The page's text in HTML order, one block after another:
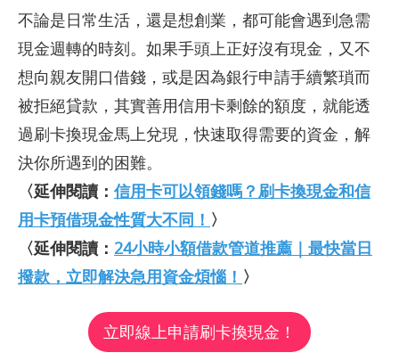
不論是日常生活，還是想創業，都可能會遇到急需
現金週轉的時刻。如果手頭上正好沒有現金，又不
想向親友開口借錢，或是因為銀行申請手續繁瑣而
被拒絕貸款，其實善用信用卡剩餘的額度，就能透
過刷卡換現金馬上兌現，快速取得需要的資金，解
決你所遇到的困難。
〈延伸閱讀： 信用卡可以領錢嗎？刷卡換現金和信
用卡預借現金性質大不同！ 〉
〈延伸閱讀： 24小時小額借款管道推薦｜最快當日
撥款，立即解決急用資金煩惱！ 〉
立即線上申請刷卡換現金！